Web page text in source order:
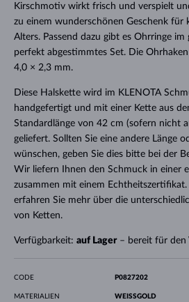
Kirschmotiv wirkt frisch und verspielt
zu einem wunderschönen Geschenk für
Alters. Passend dazu gibt es Ohrringe
perfekt abgestimmtes Set. Die
4,0 × 2,3 mm.
Diese Halskette wird im KLENOTA
handgefertigt und mit einer Kette aus
Standardlänge von 42 cm (sofern nicht
geliefert. Sollten Sie eine andere Länge
wünschen, geben Sie dies bitte bei der
Wir liefern Ihnen den Schmuck in einer
zusammen mit einem Echtheitszertifikat.
erfahren Sie mehr über die
von Ketten.
Verfügbarkeit: auf Lager– bereit für den
CODE P0827202
MATERIALIEN
WEISSGOLD